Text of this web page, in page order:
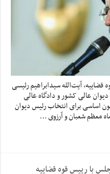
آیت‌الله سیدابراهیم رئیسی
عالی کشور و دادگاه عالی
قضات در اجرای اصل ۱۶۲ قانون اساسی برای انتخاب رئیس دیوان
معظم شعبان و آرزوی …
با رییس قوه قضاییه